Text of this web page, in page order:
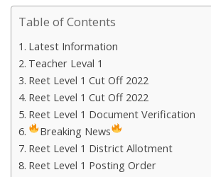
Table of Contents
Latest Information
Teacher Leval 1
Reet Level 1 Cut Off 2022
Reet Level 1 Cut Off 2022
Reet Level 1 Document Verification
Breaking News
Reet Level 1 District Allotment
Reet Level 1 Posting Order